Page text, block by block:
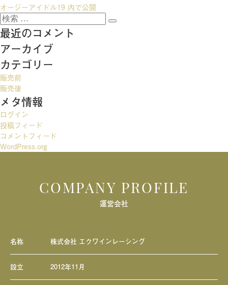
投
稿
ナ
ビ
ゲ
ー
シ
ョ
ン
オージーアイドル19 内で公開
検
索:
検
最近のコメント
アーカイブ
カテゴリー
販売前
販売後
メタ情報
ログイン
投稿フィード
コメントフィード
WordPress.org
COMPANY PROFILE
運営会社
名称 株式会社 エクワインレーシング
設立 2012年11月